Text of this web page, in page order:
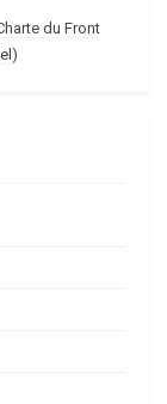
du Front